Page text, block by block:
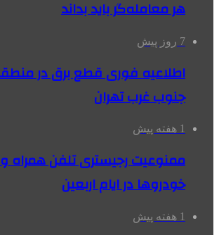
هر معامله‌گر باید بداند
7 روز پیش
اطلاعیه فوری قطع برق در
جنوب غرب تهران
1 هفته پیش
ممنوعیت رجیستری تلفن همراه
خودروها در ایام اربعین
1 هفته پیش